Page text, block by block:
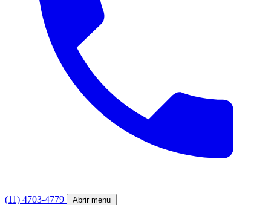
(11) 4703-4779 Abrir menu